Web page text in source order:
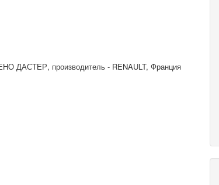
ДАСТЕР, производитель - RENAULT, Франция